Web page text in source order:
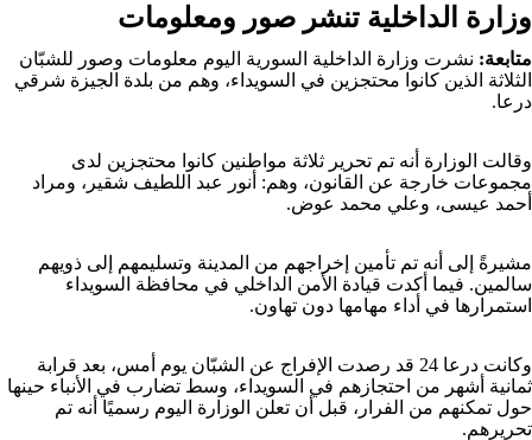
وزارة الداخلية تنشر صور ومعلومات
متابعة: نشرت وزارة الداخلية السورية اليوم معلومات وصور للشبّان
الثلاثة الذين كانوا محتجزين في السويداء، وهم من بلدة الجيزة شرقي
درعا.
وقالت الوزارة أنه تم تحرير ثلاثة مواطنين كانوا محتجزين لدى
مجموعات خارجة عن القانون، وهم: أنور عبد اللطيف شقير، ومراد
أحمد عيسى، وعلي محمد عوض.
مشيرةً إلى أنه تم تأمين إخراجهم من المدينة وتسليمهم إلى ذويهم
سالمين. فيما أكدت قيادة الأمن الداخلي في محافظة السويداء
استمرارها في أداء مهامها دون تهاون.
وكانت درعا 24 قد رصدت الإفراج عن الشبّان يوم أمس، بعد قرابة
ثمانية أشهر من احتجازهم في السويداء، وسط تضارب في الأنباء حينها
حول تمكنهم من الفرار، قبل أن تعلن الوزارة اليوم رسميًا أنه تم
تحريرهم.